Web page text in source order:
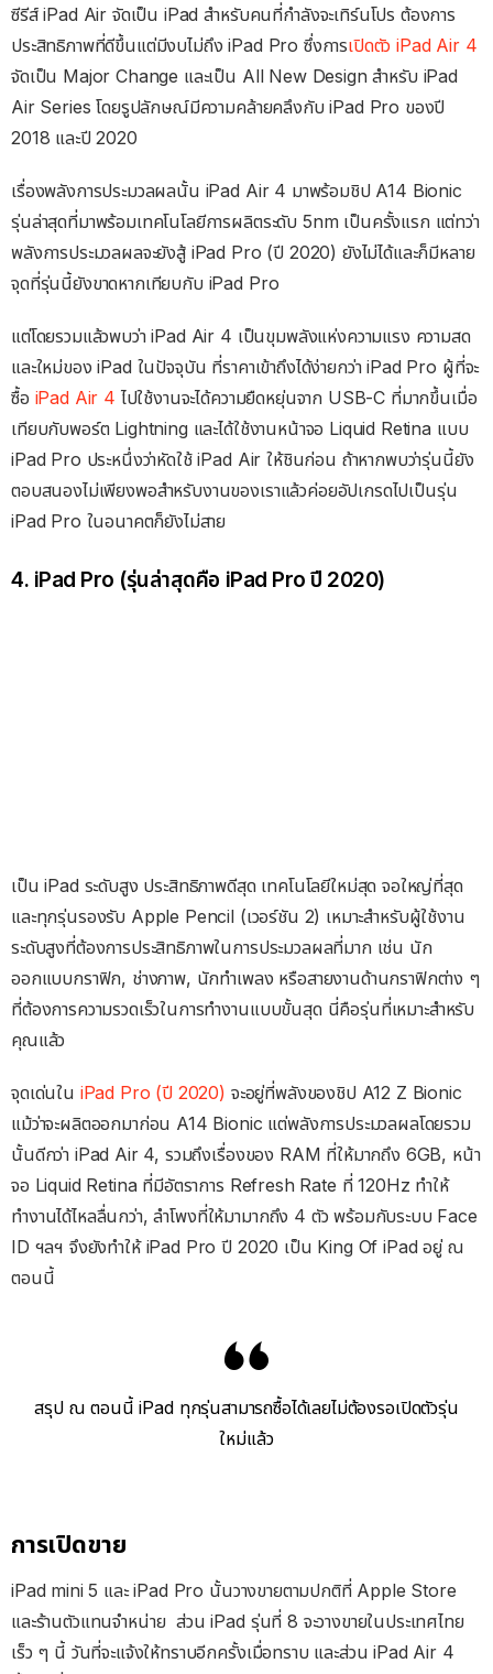
ซีรีส์ iPad Air จัดเป็น iPad สำหรับคนที่กำลังจะเทิร์นโปร ต้องการ
ประสิทธิภาพที่ดีขึ้นแต่มีงบไม่ถึง iPad Pro ซึ่งการเปิดตัว iPad Air 4
จัดเป็น Major Change และเป็น All New Design สำหรับ iPad
Air Series โดยรูปลักษณ์มีความคล้ายคลึงกับ iPad Pro ของปี
2018 และปี 2020
เรื่องพลังการประมวลผลนั้น iPad Air 4 มาพร้อมชิป A14 Bionic
รุ่นล่าสุดที่มาพร้อมเทคโนโลยีการผลิตระดับ 5nm เป็นครั้งแรก แต่ทว่า
พลังการประมวลผลจะยังสู้ iPad Pro (ปี 2020) ยังไม่ได้และก็มีหลาย
จุดที่รุ่นนี้ยังขาดหากเทียบกับ iPad Pro
แต่โดยรวมแล้วพบว่า iPad Air 4 เป็นขุมพลังแห่งความแรง ความสด
และใหม่ของ iPad ในปัจจุบัน ที่ราคาเข้าถึงได้ง่ายกว่า iPad Pro ผู้ที่จะ
ซื้อ iPad Air 4 ไปใช้งานจะได้ความยืดหยุ่นจาก USB-C ที่มากขึ้นเมื่อ
เทียบกับพอร์ต Lightning และได้ใช้งานหน้าจอ Liquid Retina แบบ
iPad Pro ประหนึ่งว่าหัดใช้ iPad Air ให้ชินก่อน ถ้าหากพบว่ารุ่นนี้ยัง
ตอบสนองไม่เพียงพอสำหรับงานของเราแล้วค่อยอัปเกรดไปเป็นรุ่น
iPad Pro ในอนาคตก็ยังไม่สาย
4. iPad Pro (รุ่นล่าสุดคือ iPad Pro ปี 2020)
เป็น iPad ระดับสูง ประสิทธิภาพดีสุด เทคโนโลยีใหม่สุด จอใหญ่ที่สุด
และทุกรุ่นรองรับ Apple Pencil (เวอร์ชัน 2) เหมาะสำหรับผู้ใช้งาน
ระดับสูงที่ต้องการประสิทธิภาพในการประมวลผลที่มาก เช่น นัก
ออกแบบกราฟิก, ช่างภาพ, นักทำเพลง หรือสายงานด้านกราฟิกต่าง ๆ
ที่ต้องการความรวดเร็วในการทำงานแบบขั้นสุด นี่คือรุ่นที่เหมาะสำหรับ
คุณแล้ว
จุดเด่นใน iPad Pro (ปี 2020) จะอยู่ที่พลังของชิป A12 Z Bionic
แม้ว่าจะผลิตออกมาก่อน A14 Bionic แต่พลังการประมวลผลโดยรวม
นั้นดีกว่า iPad Air 4, รวมถึงเรื่องของ RAM ที่ให้มากถึง 6GB, หน้า
จอ Liquid Retina ที่มีอัตราการ Refresh Rate ที่ 120Hz ทำให้
ทำงานได้ไหลลื่นกว่า, ลำโพงที่ให้มามากถึง 4 ตัว พร้อมกับระบบ Face
ID ฯลฯ จึงยังทำให้ iPad Pro ปี 2020 เป็น King Of iPad อยู่ ณ
ตอนนี้
สรุป ณ ตอนนี้ iPad ทุกรุ่นสามารถซื้อได้เลยไม่ต้องรอเปิดตัวรุ่น
ใหม่แล้ว
การเปิดขาย
iPad mini 5 และ iPad Pro นั้นวางขายตามปกติที่ Apple Store
และร้านตัวแทนจำหน่าย ส่วน iPad รุ่นที่ 8 จะวางขายในประเทศไทย
เร็ว ๆ นี้ วันที่จะแจ้งให้ทราบอีกครั้งเมื่อทราบ และส่วน iPad Air 4